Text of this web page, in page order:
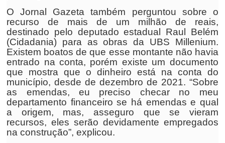
O Jornal Gazeta também perguntou sobre o
recurso de mais de um milhão de reais,
destinado pelo deputado estadual Raul Belém
(Cidadania) para as obras da UBS Millenium.
Existem boatos de que esse montante não havia
entrado na conta, porém existe um documento
que mostra que o dinheiro está na conta do
município, desde de dezembro de 2021. “Sobre
as emendas, eu preciso checar no meu
departamento financeiro se há emendas e qual
a origem, mas, asseguro que se vieram
recursos, eles serão devidamente empregados
na construção”, explicou.